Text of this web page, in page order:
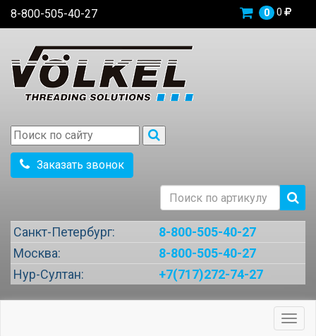
8-800-505-40-27 0 0
Заказать звонок
Санкт-Петербург:
8-800-505-40-27
Москва:
8-800-505-40-27
Нур-Султан:
+7(717)272-74-27